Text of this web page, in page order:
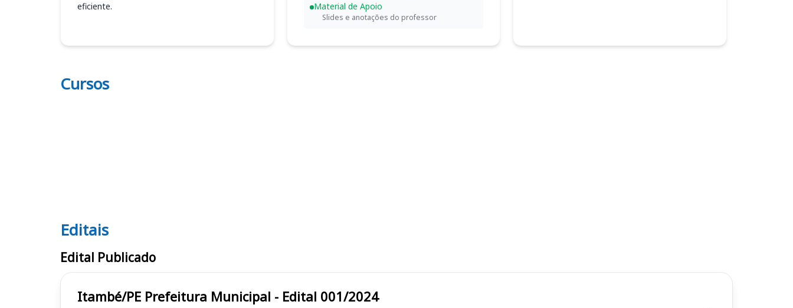
eficiente.
Material de Apoio
Slides e anotações do professor
Cursos
Editais
Editais
Edital Publicado
Itambé/PE Prefeitura Municipal - Edital 001/2024